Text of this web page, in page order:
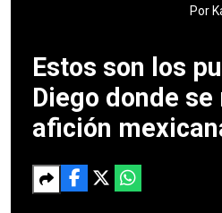
Por
Estos son los
Diego donde
afición